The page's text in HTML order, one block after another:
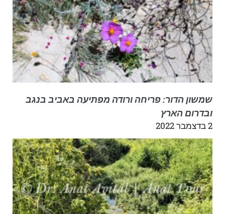
שמשון הדור: פריחה ורודה מפתיעה באביב בנגב
ובדרום הארץ
2 בדצמבר 2022